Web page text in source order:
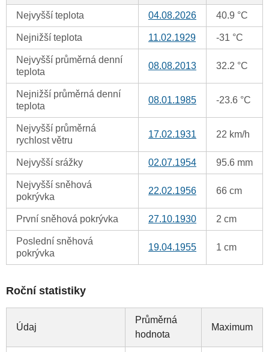
Nejvyšší teplota 04.08.2026 40.9 °C
Nejnižší teplota 11.02.1929 -31 °C
Nejvyšší průměrná denní
teplota
08.08.2013 32.2 °C
Nejnižší průměrná denní
teplota
08.01.1985 -23.6 °C
Nejvyšší průměrná
rychlost větru
17.02.1931 22 km/h
Nejvyšší srážky 02.07.1954 95.6 mm
Nejvyšší sněhová
pokrývka
22.02.1956 66 cm
První sněhová pokrývka 27.10.1930 2 cm
Poslední sněhová
pokrývka
19.04.1955 1 cm
Roční statistiky
Údaj
Průměrná
hodnota
Maximum